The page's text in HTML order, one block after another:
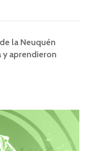
la Neuquén
y aprendieron